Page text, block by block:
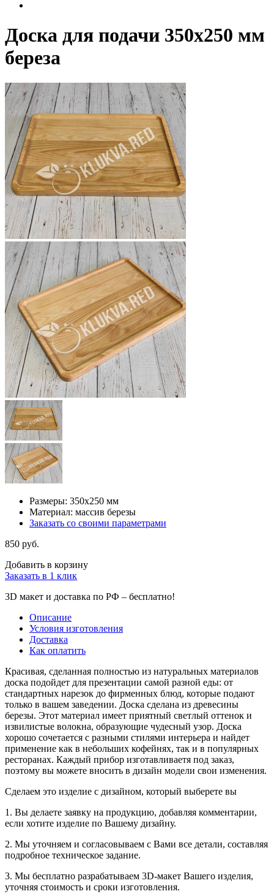
Доска для подачи 350х250 мм
береза
Размеры: 350х250 мм
Материал: массив березы
Заказать со своими параметрами
850 руб.
Добавить в корзину
Заказать в 1 клик
3D макет и доставка по РФ – бесплатно!
Описание
Условия изготовления
Доставка
Как оплатить
Красивая, сделанная полностью из натуральных материалов
доска подойдет для презентации самой разной еды: от
стандартных нарезок до фирменных блюд, которые подают
только в вашем заведении. Доска сделана из древесины
березы. Этот материал имеет приятный светлый оттенок и
извилистые волокна, образующие чудесный узор. Доска
хорошо сочетается с разными стилями интерьера и найдет
применение как в небольших кофейнях, так и в популярных
ресторанах. Каждый прибор изготавливаетя под заказ,
поэтому вы можете вносить в дизайн модели свои изменения.
Сделаем это изделие с дизайном, который выберете вы
1. Вы делаете заявку на продукцию, добавляя комментарии,
если хотите изделие по Вашему дизайну.
2. Мы уточняем и согласовываем с Вами все детали, составляя
подробное техническое задание.
3. Мы бесплатно разрабатываем 3D-макет Вашего изделия,
уточняя стоимость и сроки изготовления.